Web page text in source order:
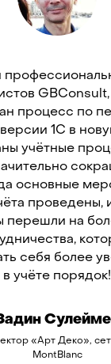
процесс по
1С в
учётные
основные
проведены,
перешли на
себя более
в учёте порядок!
«Арт Деко»,
MontBlanc